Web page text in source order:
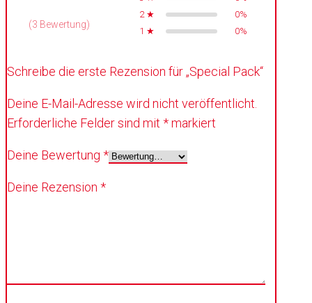
(3 Bewertung)
2 ★
0%
1 ★
0%
Schreibe die erste Rezension für „Special Pack“
Deine E-Mail-Adresse wird nicht veröffentlicht.
Erforderliche Felder sind mit *markiert
Deine Bewertung *
Deine Rezension *